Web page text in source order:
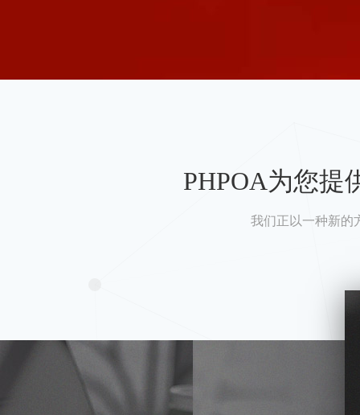
PHPOA为您提
我们正以一种新的